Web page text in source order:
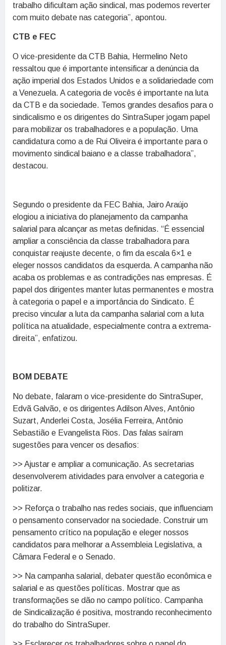
trabalho dificultam ação sindical, mas podemos reverter
com muito debate nas categoria”, apontou.
CTB e FEC
O vice-presidente da CTB Bahia, Hermelino Neto
ressaltou que é importante intensificar a denúncia da
ação imperial dos Estados Unidos e a solidariedade com
a Venezuela. A categoria de vocês é importante na luta
da CTB e da sociedade. Temos grandes desafios para o
sindicalismo e os dirigentes do SintraSuper jogam papel
para mobilizar os trabalhadores e a população. Uma
candidatura como a de Rui Oliveira é importante para o
movimento sindical baiano e a classe trabalhadora”,
destacou.
Segundo o presidente da FEC Bahia, Jairo Araújo
elogiou a iniciativa do planejamento da campanha
salarial para alcançar as metas definidas. “É essencial
ampliar a consciência da classe trabalhadora para
conquistar reajuste decente, o fim da escala 6×1 e
eleger nossos candidatos da esquerda. A campanha não
acaba os problemas e as contradições nas empresas. É
papel dos dirigentes manter lutas permanentes e mostra
à categoria o papel e a importância do Sindicato. É
preciso vincular a luta da campanha salarial com a luta
política na atualidade, especialmente contra a extrema-
direita”, enfatizou.
BOM DEBATE
No debate, falaram o vice-presidente do SintraSuper,
Edvã Galvão, e os dirigentes Adilson Alves, Antônio
Suzart, Anderlei Costa, Josélia Ferreira, Antônio
Sebastião e Evangelista Rios. Das falas saíram
sugestões para vencer os desafios:
>> Ajustar e ampliar a comunicação. As secretarias
desenvolverem atividades para envolver a categoria e
politizar.
>> Reforça o trabalho nas redes sociais, que influenciam
o pensamento conservador na sociedade. Construir um
pensamento crítico na população e eleger nossos
candidatos para melhorar a Assembleia Legislativa, a
Câmara Federal e o Senado.
>> Na campanha salarial, debater questão econômica e
salarial e as questões políticas. Mostrar que as
transformações se dão no campo político. Campanha
de Sindicalização é positiva, mostrando reconhecimento
do trabalho do SintraSuper.